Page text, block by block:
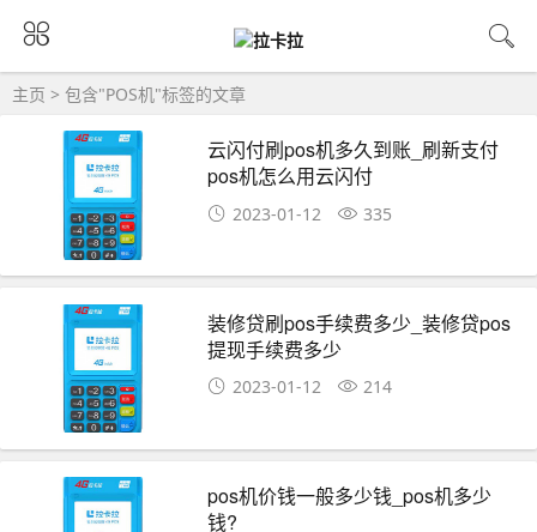
主页 > 包含"POS机"标签的文章
云闪付刷pos机多久到账_刷新支付
pos机怎么用云闪付
2023-01-12 335
装修贷刷pos手续费多少_装修贷pos
提现手续费多少
2023-01-12 214
pos机价钱一般多少钱_pos机多少
钱?